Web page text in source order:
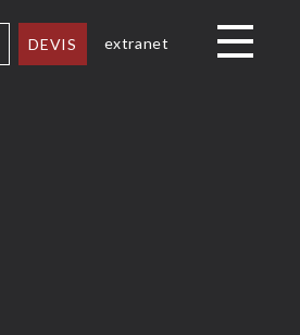
DEVIS extranet Toggle